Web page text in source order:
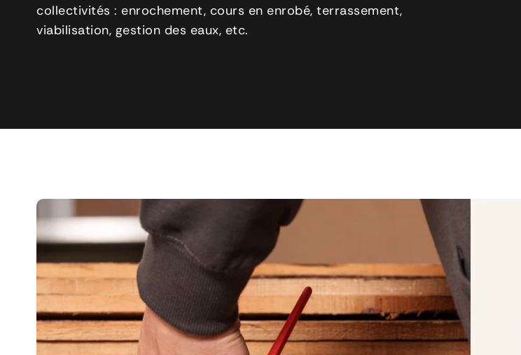
collectivités : enrochement, cours en enrobé, terrassement,
viabilisation, gestion des eaux, etc.